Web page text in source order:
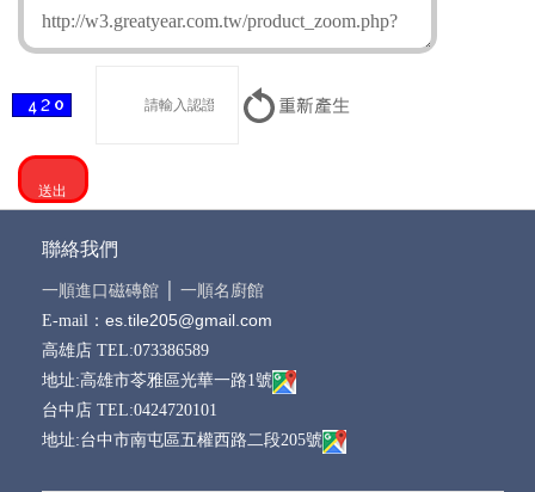
聯絡我們
一順進口磁磚館│ 一順名廚館
E-mail： es.tile205@gmail.com
高雄店 TEL:073386589
地址:高雄市苓雅區光華一路1號
台中店 TEL:0424720101
地址:台中市南屯區五權西路二段205號